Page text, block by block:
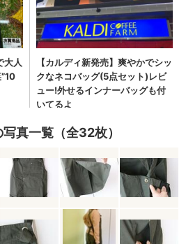
真一覧（全32枚）